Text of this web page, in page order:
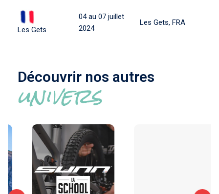
Les Gets
04 au 07 juillet
2024
Les Gets, FRA
Découvrir nos autres
univers